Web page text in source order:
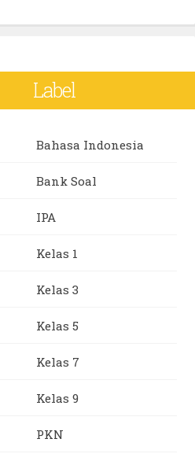
Label
Bahasa Indonesia
Bank Soal
IPA
Kelas 1
Kelas 3
Kelas 5
Kelas 7
Kelas 9
PKN